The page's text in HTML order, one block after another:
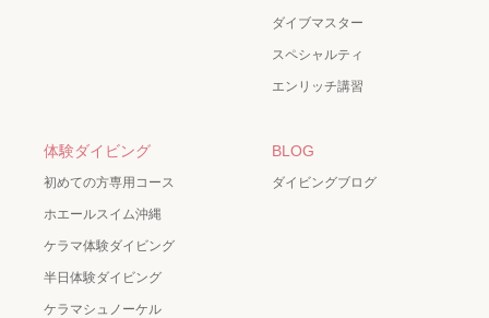
ダイブマスター
スペシャルティ
エンリッチ講習
体験ダイビング
初めての方専用コース
ホエールスイム沖縄
ケラマ体験ダイビング
半日体験ダイビング
ケラマシュノーケル
BLOG
ダイビングブログ